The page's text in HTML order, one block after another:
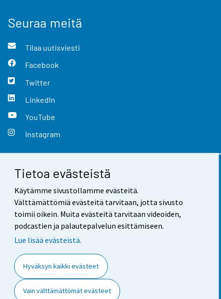
Tietoa evästeistä
Käytämme sivustollamme evästeitä.
Välttämättömiä evästeitä tarvitaan, jotta sivusto
toimii oikein. Muita evästeitä tarvitaan videoiden,
podcastien ja palautepalvelun esittämiseen.
Lue lisää evästeistä.
Hyväksyn kaikki evästeet
Vain välttämättömät evästeet
Seuraa meitä
Tilaa uutisviesti
Facebook
Twitter
LinkedIn
YouTube
Instagram
Yhteystiedot
Palaute
Käyttöehdot
Saavutettavuus
Tietoa sivustosta
Evästeasetukset